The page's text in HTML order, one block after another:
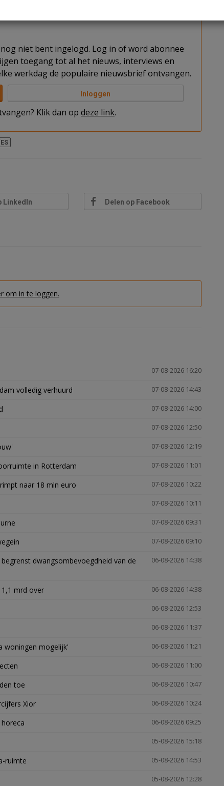
niet bent ingelogd. Log in of word abonnee
toegang tot al het nieuws, interviews en
werkdag de populaire nieuwsbrief ontvangen.
Inloggen
Klik dan op deze link.
LinkedIn Delen op Facebook
om in te loggen.
07-08-2026 16:20
07-08-2026 14:43
volledig verhuurd
07-08-2026 14:00
07-08-2026 12:50
07-08-2026 12:19
07-08-2026 11:01
in Rotterdam
07-08-2026 10:22
naar 18 mln euro
07-08-2026 10:11
07-08-2026 09:31
07-08-2026 09:10
06-08-2026 14:38
dwangsombevoegdheid van de
06-08-2026 14:38
mrd over
06-08-2026 12:53
06-08-2026 11:37
06-08-2026 11:21
woningen mogelijk'
06-08-2026 11:00
06-08-2026 10:47
toe
06-08-2026 10:24
Xior
06-08-2026 09:25
05-08-2026 15:18
05-08-2026 14:53
ruimte
05-08-2026 12:28